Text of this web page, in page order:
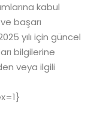
kabul
başarı
yılı için güncel
bilgilerine
veya ilgili